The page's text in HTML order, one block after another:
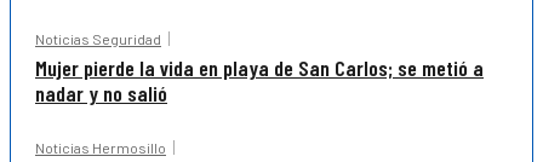
Noticias Seguridad
Mujer pierde la vida en playa de San Carlos; se metió a
nadar y no salió
Noticias Hermosillo